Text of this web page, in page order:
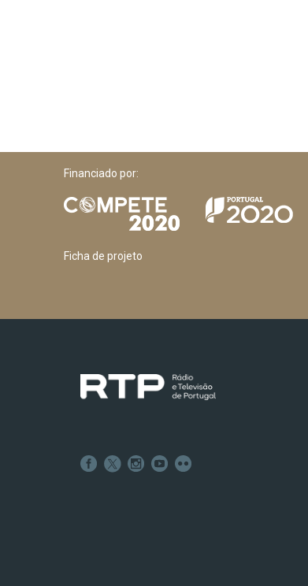
Financiado por:
Ficha de projeto